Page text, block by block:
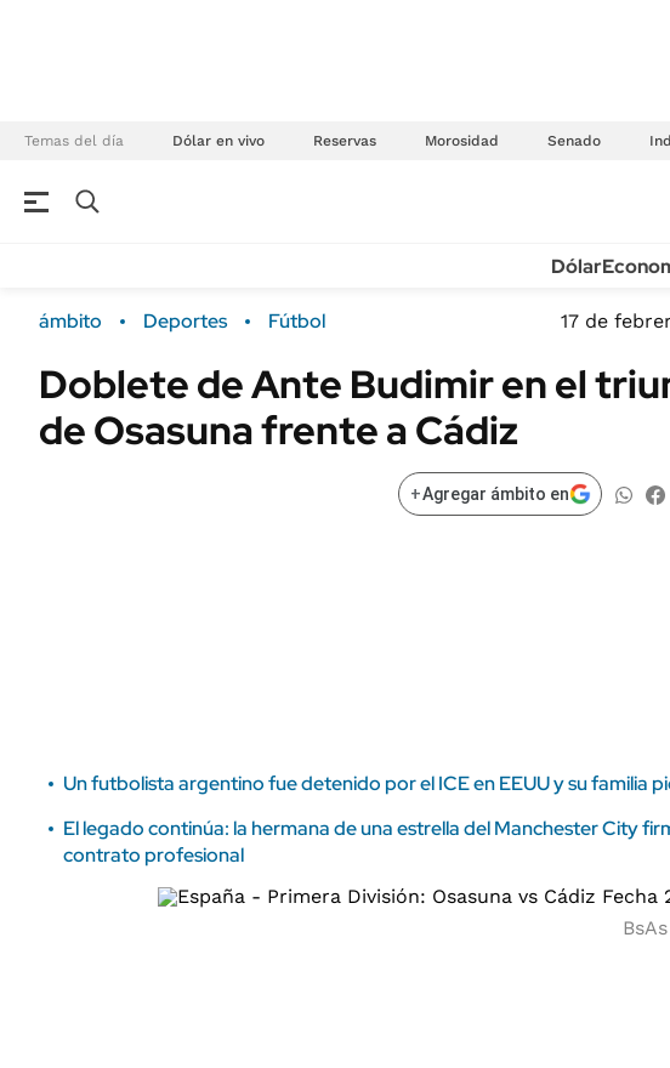
Temas del día Dólar en vivo Reservas Morosidad Senado
Campo
FINANZAS
Sustentabilidad
POLÍTICA
Dólar
ámbito Deportes Fútbol 17 de
Doblete de Ante Budimir en el
de Osasuna frente a Cádiz
+Agregar ámbito en
Un futbolista argentino fue detenido por el ICE en EEUU y su familia
El legado continúa: la hermana de una estrella del Manchester City
contrato profesional